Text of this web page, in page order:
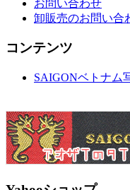
お問い合わせ
卸販売のお問い合
コンテンツ
SAIGONベトナム